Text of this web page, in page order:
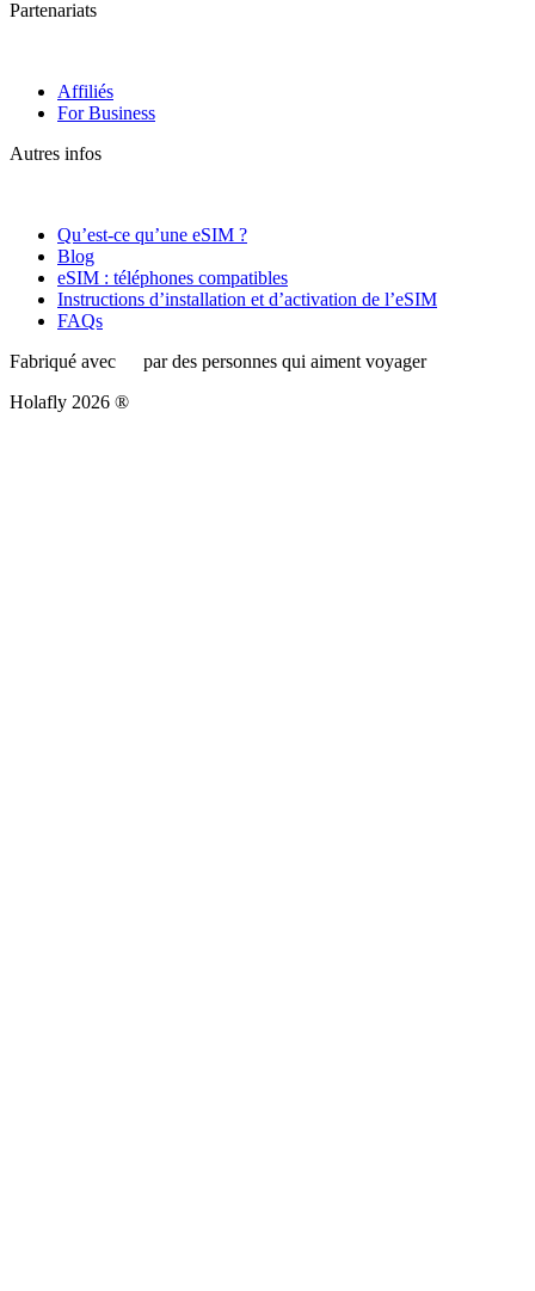
Partenariats
Affiliés
For Business
Autres infos
Qu’est-ce qu’une eSIM ?
Blog
eSIM : téléphones compatibles
Instructions d’installation et d’activation de l’eSIM
FAQs
Fabriqué avec
par des personnes qui aiment voyager
Holafly 2026 ®